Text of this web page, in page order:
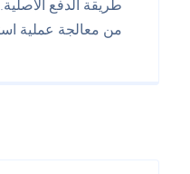
طريقة الدفع
من معالجة عملية